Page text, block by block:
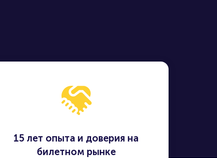
15 лет опыта и доверия на
билетном рынке